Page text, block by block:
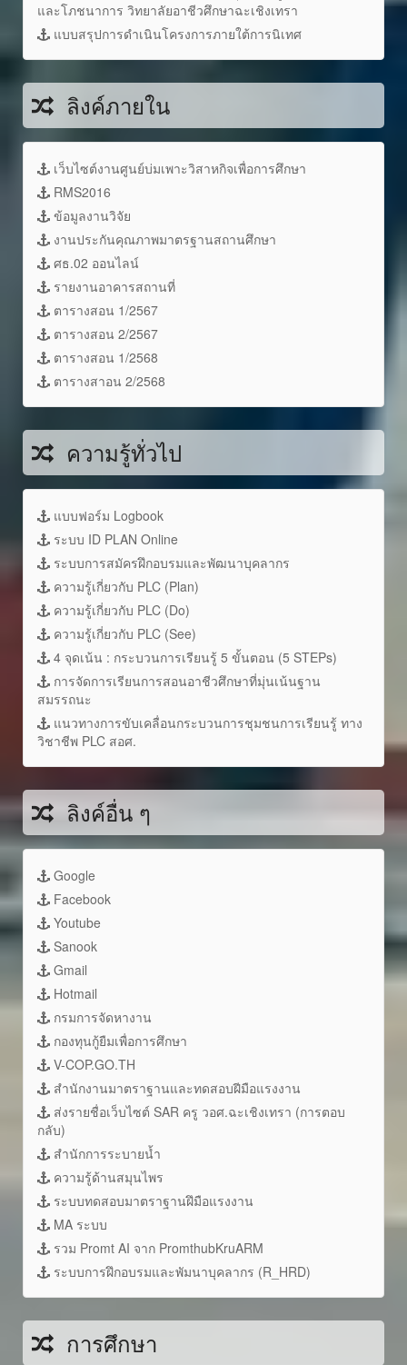
และโภชนาการ วิทยาลัยอาชีวศึกษาฉะเชิงเทรา
แบบสรุปการดำเนินโครงการภายใต้การนิเทศ
ลิงค์ภายใน
เว็บไซต์งานศูนย์บ่มเพาะวิสาหกิจเพื่อการศึกษา
RMS2016
ข้อมูลงานวิจัย
งานประกันคุณภาพมาตรฐานสถานศึกษา
ศธ.02 ออนไลน์
รายงานอาคารสถานที่
ตารางสอน 1/2567
ตารางสอน 2/2567
ตารางสอน 1/2568
ตารางสาอน 2/2568
ความรู้ทั่วไป
แบบฟอร์ม Logbook
ระบบ ID PLAN Online
ระบบการสมัครฝึกอบรมและพัฒนาบุคลากร
ความรู้เกี่ยวกับ PLC (Plan)
ความรู้เกี่ยวกับ PLC (Do)
ความรู้เกี่ยวกับ PLC (See)
4 จุดเน้น : กระบวนการเรียนรู้ 5 ขั้นตอน (5 STEPs)
การจัดการเรียนการสอนอาชีวศึกษาที่มุ่นเน้นฐาน
สมรรถนะ
แนวทางการขับเคลื่อนกระบวนการชุมชนการเรียนรู้ ทาง
วิชาชีพ PLC สอศ.
ลิงค์อื่น ๆ
Google
Facebook
Youtube
Sanook
Gmail
Hotmail
กรมการจัดหางาน
กองทุนกู้ยืมเพื่อการศึกษา
V-COP.GO.TH
สำนักงานมาตราฐานและทดสอบฝีมือแรงงาน
ส่งรายชื่อเว็บไซต์ SAR ครู วอศ.ฉะเชิงเทรา (การตอบ
กลับ)
สำนักการระบายน้ำ
ความรู้ด้านสมุนไพร
ระบบทดสอบมาตราฐานฝึมือแรงงาน
MA ระบบ
รวม Promt AI จาก PromthubKruARM
ระบบการฝึกอบรมและพัมนาบุคลากร (R_HRD)
การศึกษา